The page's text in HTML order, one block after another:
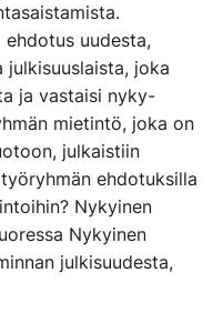
uudesta,
julkisuuslaista, joka
ja vastaisi nyky-
mietintö, joka on
julkaistiin
ehdotuksilla
Nykyinen
Nykyinen
julkisuudesta,